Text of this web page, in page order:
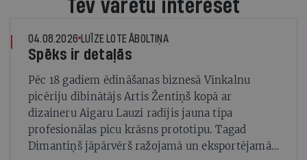
Tev varētu interesēt
04.08.2026 LUĪZE LOTE ĀBOLTIŅA
Spēks ir detaļās
Pēc 18 gadiem ēdināšanas biznesā Vīnkalnu
picēriju dibinātājs Artis Žentiņš kopā ar
dizaineru Aigaru Lauzi radījis jauna tipa
profesionālas picu krāsns prototipu. Tagad
Dimantiņš jāpārvērš ražojamā un eksportējamā